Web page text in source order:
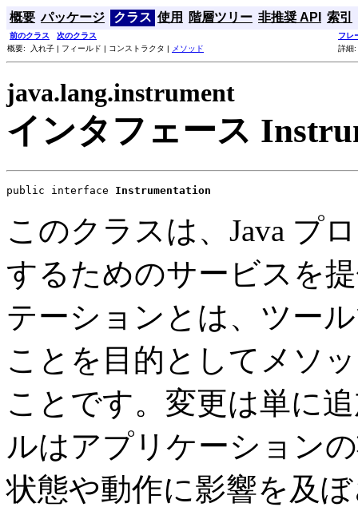
概要 パッケージ クラス 使用 階層ツリー 非推奨 API 索引
前のクラス 次のクラス
フレ
概要: 入れ子 | フィールド | コンストラクタ |
メソッド 詳細
java.lang.instrument
インタフェース
public interface Instrumentation
このクラスは、Java プ
するためのサービスを
テーションとは、ツー
ことを目的としてメソ
ことです。変更は単に
ルはアプリケーション
状態や動作に影響を及